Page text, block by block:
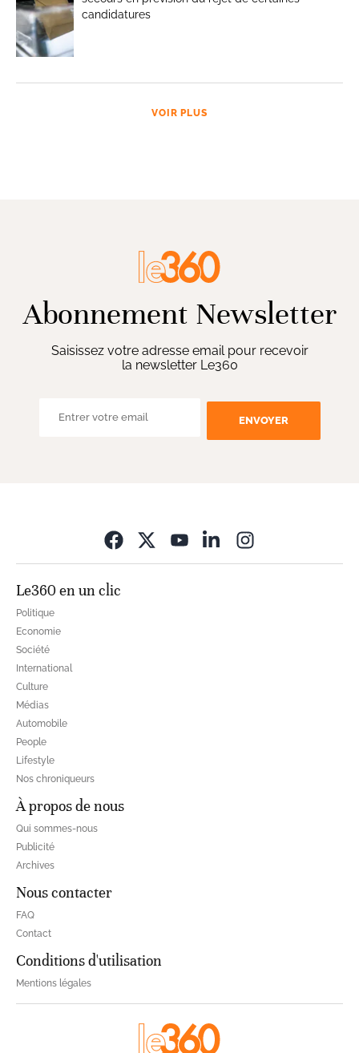
candidatures
VOIR PLUS
Abonnement Newsletter
Saisissez votre adresse email pour recevoir
la newsletter Le360
ENVOYER
Le360 en un clic
Politique
Economie
Société
International
Culture
Médias
Automobile
People
Lifestyle
Nos chroniqueurs
À propos de nous
Qui sommes-nous
Publicité
Archives
Nous contacter
FAQ
Contact
Conditions d'utilisation
Mentions légales